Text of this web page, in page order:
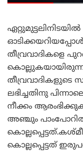
തീവ്രവാദികളെ
തീവ്രവാദികളുടെ
ലഭിച്ചതിനു
നീക്കം
അഞ്ചും
കൊല്ലപ്പെട്ടത്